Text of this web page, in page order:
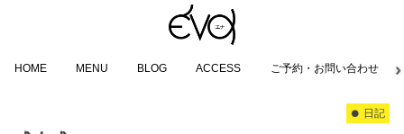
HOME MENU BLOG ACCESS ご予約・お問い合わせ
日記